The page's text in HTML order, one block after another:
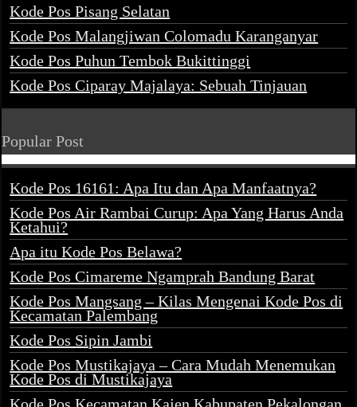
Kode Pos Pisang Selatan
Kode Pos Malangjiwan Colomadu Karanganyar
Kode Pos Puhun Tembok Bukittinggi
Kode Pos Ciparay Majalaya: Sebuah Tinjauan
Popular Post
Kode Pos 16161: Apa Itu dan Apa Manfaatnya?
Kode Pos Air Rambai Curup: Apa Yang Harus Anda
Ketahui?
Apa itu Kode Pos Belawa?
Kode Pos Cimareme Ngamprah Bandung Barat
Kode Pos Mangsang – Kilas Mengenai Kode Pos di
Kecamatan Palembang
Kode Pos Sipin Jambi
Kode Pos Mustikajaya – Cara Mudah Menemukan
Kode Pos di Mustikajaya